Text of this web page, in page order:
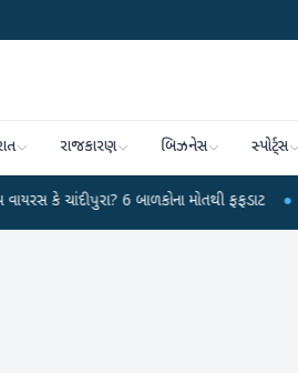
રાજકારણ બિઝનેસ સ્પોર્ટ્સ
6 બાળકોના મોતથી ફફડાટ ● હવામાન